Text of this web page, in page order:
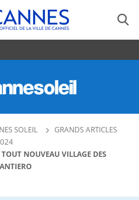
SOLEIL
GRANDS ARTICLES
NOUVEAU VILLAGE DES